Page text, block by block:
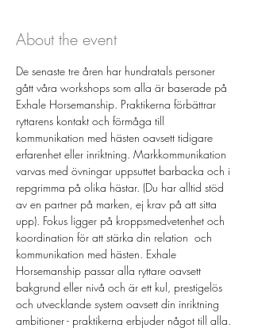
About the event
De senaste tre åren har hundratals personer
gått våra workshops som alla är baserade på
Exhale Horsemanship. Praktikerna förbättrar
ryttarens kontakt och förmåga till
kommunikation med hästen oavsett tidigare
erfarenhet eller inriktning. Markkommunikation
varvas med övningar uppsuttet barbacka och i
repgrimma på olika hästar. (Du har alltid stöd
av en partner på marken, ej krav på att sitta
upp). Fokus ligger på kroppsmedvetenhet och
koordination för att stärka din relation  och
kommunikation med hästen. Exhale
Horsemanship passar alla ryttare oavsett
bakgrund eller nivå och är ett kul, prestigelös
och utvecklande system oavsett din inriktning
ambitioner - praktikerna erbjuder något till alla.